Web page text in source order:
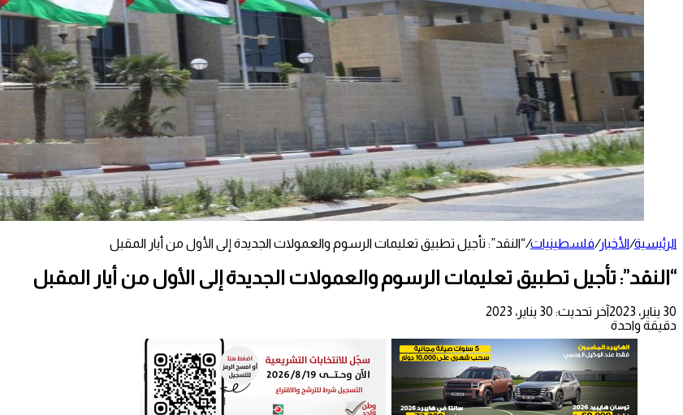
الرئيسية/الأخبار/فلسطينيات/“النقد”: تأجيل تطبيق تعليمات الرسوم والعمولات الجديدة إلى الأول من أيار المقبل
“النقد”: تأجيل تطبيق تعليمات الرسوم والعمولات الجديدة إلى الأول من أيار المقبل
30 يناير، 2023
آخر تحديث: 30 يناير، 2023
دقيقة واحدة